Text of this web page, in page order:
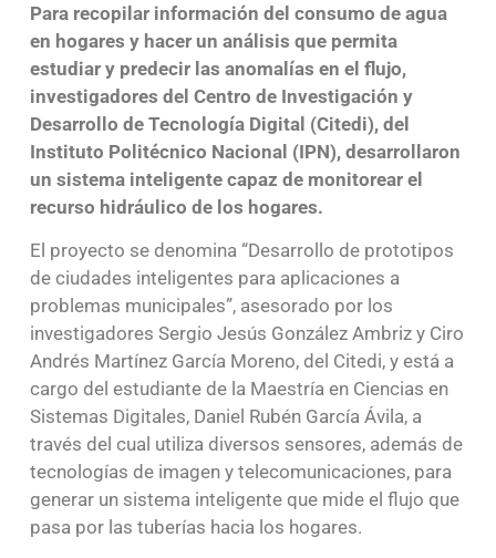
Para recopilar información del consumo de agua
en hogares y hacer un análisis que permita
estudiar y predecir las anomalías en el flujo,
investigadores del Centro de Investigación y
Desarrollo de Tecnología Digital (Citedi), del
Instituto Politécnico Nacional (IPN), desarrollaron
un sistema inteligente capaz de monitorear el
recurso hidráulico de los hogares.
El proyecto se denomina “Desarrollo de prototipos
de ciudades inteligentes para aplicaciones a
problemas municipales”, asesorado por los
investigadores Sergio Jesús González Ambriz y Ciro
Andrés Martínez García Moreno, del Citedi, y está a
cargo del estudiante de la Maestría en Ciencias en
Sistemas Digitales, Daniel Rubén García Ávila, a
través del cual utiliza diversos sensores, además de
tecnologías de imagen y telecomunicaciones, para
generar un sistema inteligente que mide el flujo que
pasa por las tuberías hacia los hogares.